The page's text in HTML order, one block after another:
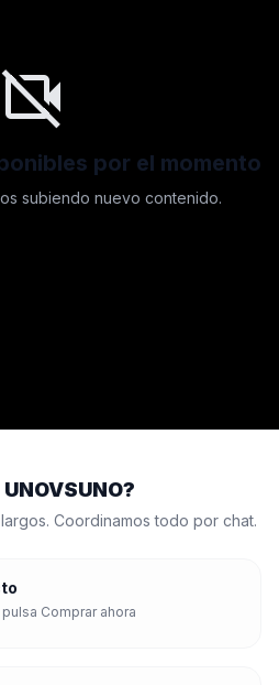
videocam_off
por el momento
subiendo nuevo contenido.
Coordinamos todo por chat.
Comprar ahora